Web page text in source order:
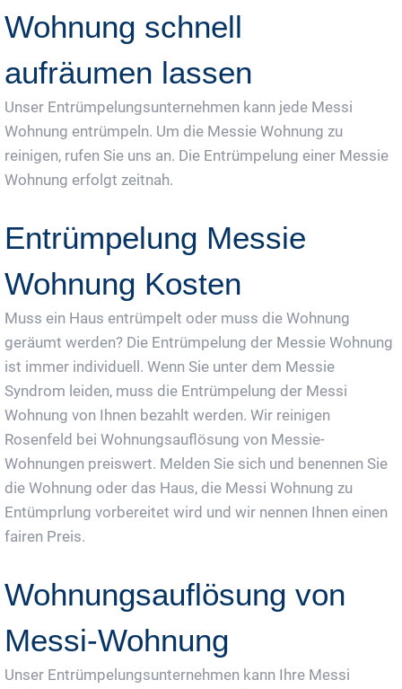
Wohnung schnell
aufräumen lassen
Unser Entrümpelungsunternehmen kann jede Messi
Wohnung entrümpeln. Um die Messie Wohnung zu
reinigen, rufen Sie uns an. Die Entrümpelung einer Messie
Wohnung erfolgt zeitnah.
Entrümpelung Messie
Wohnung Kosten
Muss ein Haus entrümpelt oder muss die Wohnung
geräumt werden? Die Entrümpelung der Messie Wohnung
ist immer individuell. Wenn Sie unter dem Messie
Syndrom leiden, muss die Entrümpelung der Messi
Wohnung von Ihnen bezahlt werden. Wir reinigen
Rosenfeld bei Wohnungsauflösung von Messie-
Wohnungen preiswert. Melden Sie sich und benennen Sie
die Wohnung oder das Haus, die Messi Wohnung zu
Entümprlung vorbereitet wird und wir nennen Ihnen einen
fairen Preis.
Wohnungsauflösung von
Messi-Wohnung
Unser Entrümpelungsunternehmen kann Ihre Messi